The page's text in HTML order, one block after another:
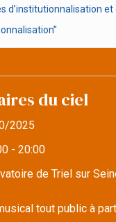
d’institutionnalisation et
du ciel
2025
- 20:00
de Triel sur
tout public à